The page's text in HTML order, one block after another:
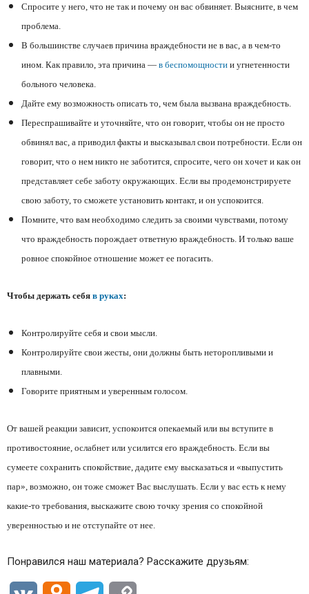
Спросите у него, что не так и почему он вас обвиняет. Выясните, в чем
проблема.
В большинстве случаев причина враждебности не в вас, а в чем-то
ином. Как правило, эта причина — в беспомощности и угнетенности
больного человека.
Дайте ему возможность описать то, чем была вызвана враждебность.
Переспрашивайте и уточняйте, что он говорит, чтобы он не просто
обвинял вас, а приводил факты и высказывал свои потребности. Если он
говорит, что о нем никто не заботится, спросите, чего он хочет и как он
представляет себе заботу окружающих. Если вы продемонстрируете
свою заботу, то сможете установить контакт, и он успокоится.
Помните, что вам необходимо следить за своими чувствами, потому
что враждебность порождает ответную враждебность. И только ваше
ровное спокойное отношение может ее погасить.
Чтобы держать себя в руках:
Контролируйте себя и свои мысли.
Контролируйте свои жесты, они должны быть неторопливыми и
плавными.
Говорите приятным и уверенным голосом.
От вашей реакции зависит, успокоится опекаемый или вы вступите в
противостояние, ослабнет или усилится его враждебность. Если вы
сумеете сохранить спокойствие, дадите ему высказаться и «выпустить
пар», возможно, он тоже сможет Вас выслушать. Если у вас есть к нему
какие-то требования, выскажите свою точку зрения со спокойной
уверенностью и не отступайте от нее.
Понравился наш материала? Расскажите друзьям: